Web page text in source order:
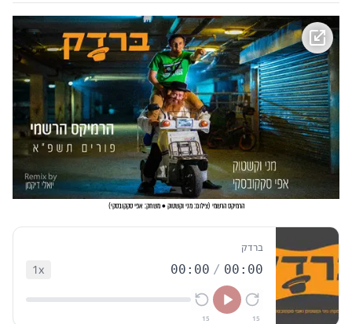
הרמיקס הרשמי (צילום: מני וקשטוק • משחק: אפי סקקובסקי)
ברדק
00:00 / 00:00
1x
15
15